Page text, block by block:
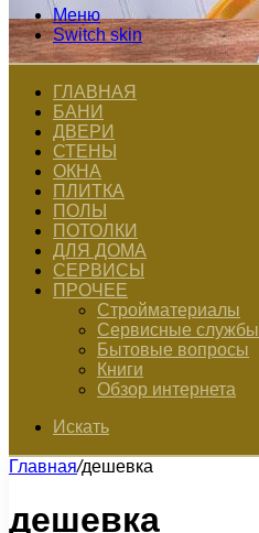
Меню
Switch skin
ГЛАВНАЯ
БАНИ
ДВЕРИ
СТЕНЫ
ОКНА
ПЛИТКА
ПОЛЫ
ПОТОЛКИ
ДЛЯ ДОМА
СЕРВИСЫ
ПРОЧЕЕ
Стройматериалы
Сервисные службы
Бытовые вопросы
Книги
Обзор интернета
Искать
Главная/дешевка
дешевка